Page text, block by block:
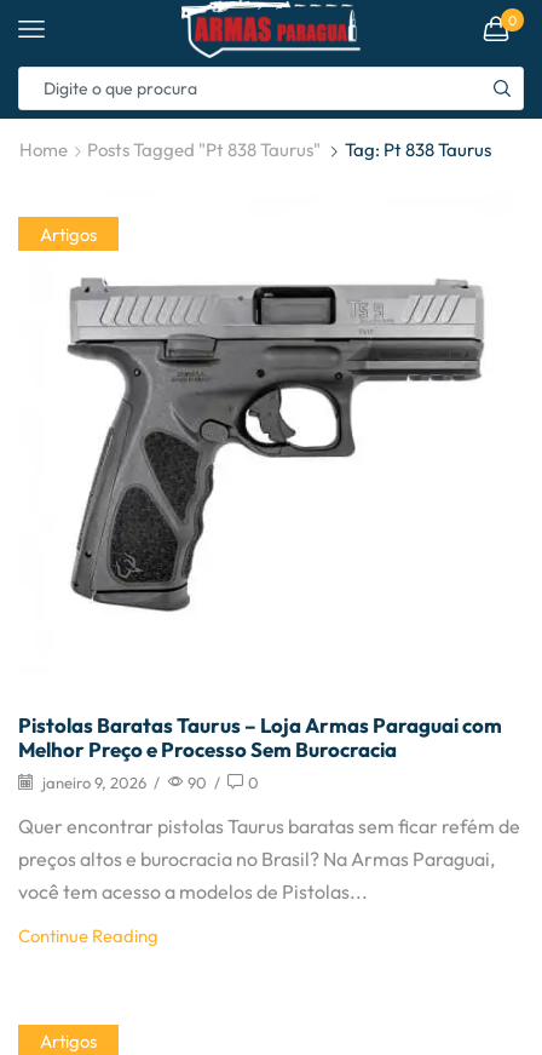
0
Home Posts Tagged "pt 838 Taurus" Tag: Pt 838 Taurus
Artigos
Pistolas Baratas Taurus – Loja Armas Paraguai com
Melhor Preço e Processo Sem Burocracia
janeiro 9, 2026 / 90 / 0
Quer encontrar pistolas Taurus baratas sem ficar refém de
preços altos e burocracia no Brasil? Na Armas Paraguai,
você tem acesso a modelos de Pistolas...
Continue Reading
Artigos